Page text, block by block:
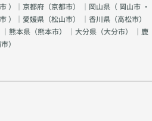
）｜京都府（京都市） ｜岡山県（ 岡山市 ・
）｜愛媛県（松山市） ｜香川県（高松市）
｜熊本県（熊本市） ｜大分県（大分市） ｜鹿
）